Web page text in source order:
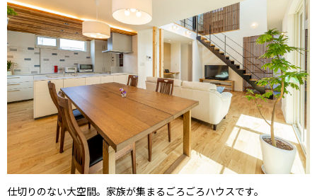
仕切りのない大空間。家族が集まるごろごろハウスです。